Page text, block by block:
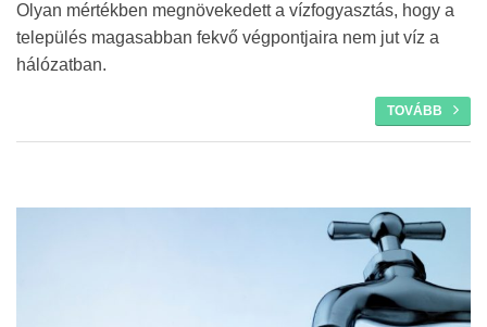
Olyan mértékben megnövekedett a vízfogyasztás, hogy a
település magasabban fekvő végpontjaira nem jut víz a
hálózatban.
TOVÁBB